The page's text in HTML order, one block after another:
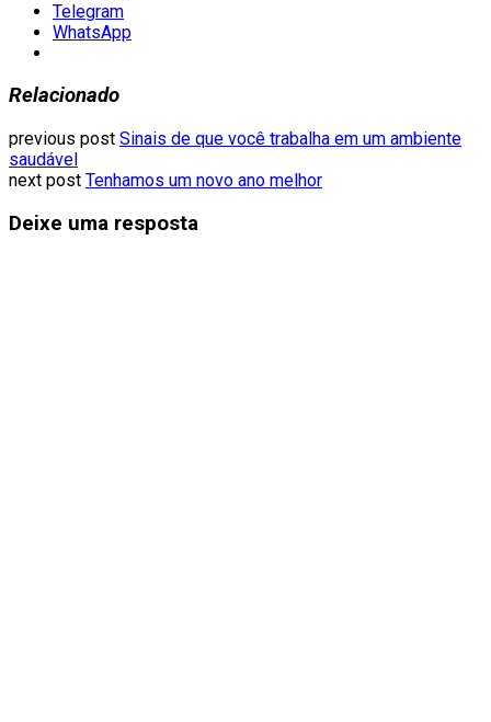
Telegram
WhatsApp
Relacionado
previous post Sinais de que você trabalha em um ambiente
saudável
next post Tenhamos um novo ano melhor
Deixe uma resposta